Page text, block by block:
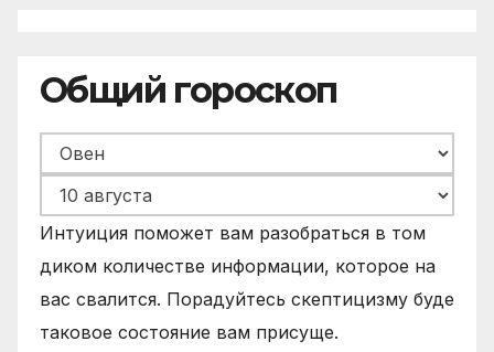
Общий гороскоп
Интуиция поможет вам разобраться в том
диком количестве информации, которое на
вас свалится. Порадуйтесь скептицизму буде
таковое состояние вам присуще.